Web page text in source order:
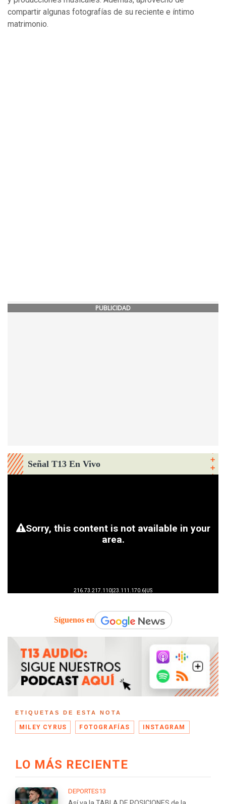
compartir algunas fotografías de su reciente e íntimo
matrimonio.
PUBLICIDAD
Señal T13 En Vivo
Síguenos en
ETIQUETAS DE ESTA NOTA
MILEY CYRUS FOTOGRAFÍAS INSTAGRAM
LO MÁS RECIENTE
DEPORTES13